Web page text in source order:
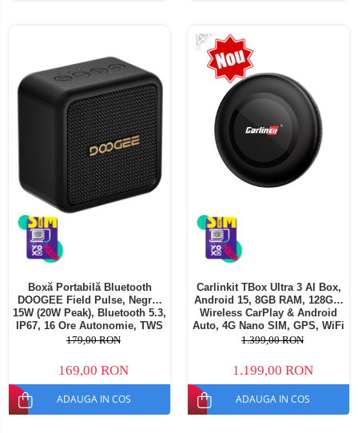
Boxă Portabilă Bluetooth
DOOGEE Field Pulse, Negru,
15W (20W Peak), Bluetooth 5.3,
IP67, 16 Ore Autonomie, TWS
Stereo, USB, TF Card, AUX,
179,00 RON
169,00 RON
ADAUGA IN COS
-14%
Carlinkit TBox Ultra 3 AI Box,
Android 15, 8GB RAM, 128GB,
Wireless CarPlay & Android
Auto, 4G Nano SIM, GPS, WiFi
Dual Band, Bluetooth 5.1
1.399,00 RON
1.199,00 RON
ADAUGA IN COS